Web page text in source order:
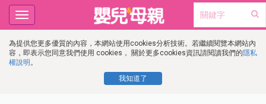
為提供您更多優質的內容，本網站使用cookies分析技術。若繼續閱覽本網站內
容，即表示您同意我們使用 cookies， 關於更多cookies資訊請閱讀我們的隱私
權說明 。
我知道了
Toggle
navigation